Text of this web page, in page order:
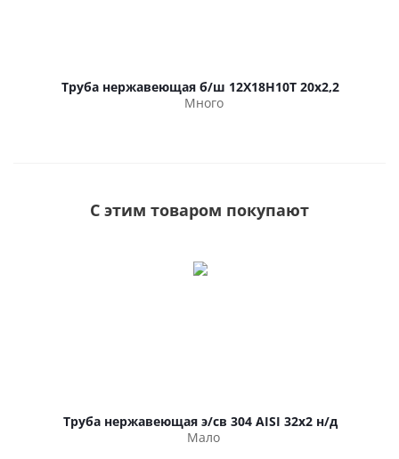
Труба нержавеющая б/ш 12Х18Н10Т 20х2,2
Много
С этим товаром покупают
Труба нержавеющая э/св 304 AISI 32х2 н/д
Мало